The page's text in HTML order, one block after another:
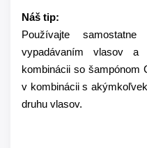
Náš tip:
Používajte
vypadávaním vlasov
kombinácii so šampónom
v kombinácii s
druhu vlasov.